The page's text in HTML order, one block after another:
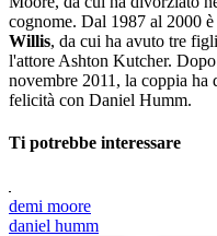
cognome. Dal 1987 al 2000 è
Willis, da cui ha avuto tre
l'attore Ashton Kutcher.
novembre 2011, la coppia
felicità con Daniel Humm.
Ti potrebbe interessare
demi moore
daniel humm